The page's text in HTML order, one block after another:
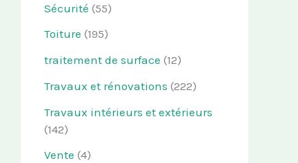
Sécurité (55)
Toiture (195)
traitement de surface (12)
Travaux et rénovations (222)
Travaux intérieurs et extérieurs
(142)
Vente (4)